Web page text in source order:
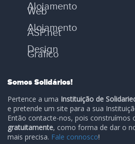
Alojamento
Web
Alojamento
ASP.net
Design
Gráfico
Somos Solidários!
Pertence a uma Instituição de
e pretende um site para a sua
Então contacte-nos, pois construímos
gratuitamente, como forma de dar o
mais precisa. Fale connosco!